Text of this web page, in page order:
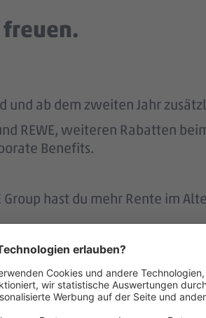
freuen.
ab dem zweiten Jahr
REWE, weiteren Rabatten
Benefits.
hast du mehr Rente im
wir.
im Voraus.